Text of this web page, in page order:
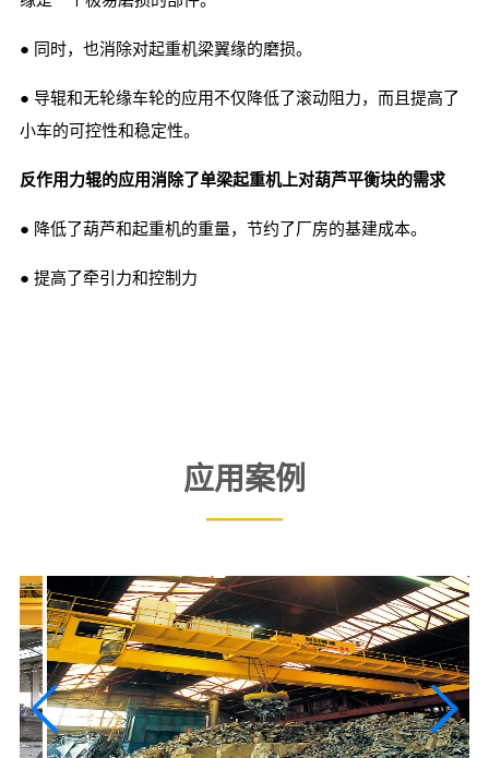
● 同时，也消除对起重机梁翼缘的磨损。
● 导辊和无轮缘车轮的应用不仅降低了滚动阻力，而且提高了
小车的可控性和稳定性。
反作用力辊的应用消除了单梁起重机上对葫芦平衡块的需求
● 降低了葫芦和起重机的重量，节约了厂房的基建成本。
● 提高了牵引力和控制力
应用案例